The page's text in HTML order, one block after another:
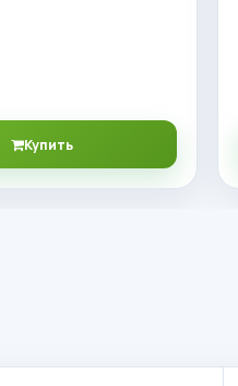
Купить